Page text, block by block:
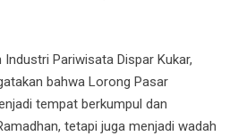
Industri Pariwisata Dispar Kukar,
bahwa Lorong Pasar
tempat berkumpul dan
tetapi juga menjadi wadah